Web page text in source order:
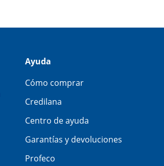
Ayuda
Cómo comprar
Credilana
Centro de ayuda
Garantías y devoluciones
Profeco